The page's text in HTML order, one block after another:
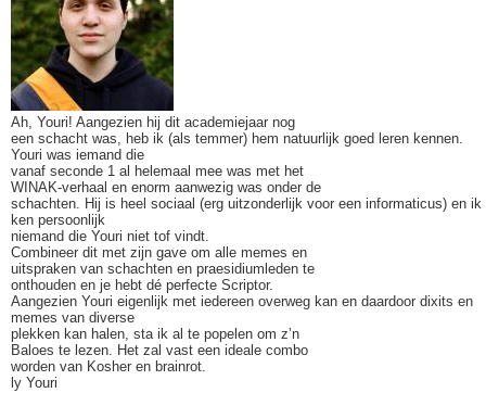
Ah, Youri! Aangezien hij dit academiejaar nog
een schacht was, heb ik (als temmer) hem natuurlijk goed leren kennen.
Youri was iemand die
vanaf seconde 1 al helemaal mee was met het
WINAK-verhaal en enorm aanwezig was onder de
schachten. Hij is heel sociaal (erg uitzonderlijk voor een informaticus) en ik
ken persoonlijk
niemand die Youri niet tof vindt.
Combineer dit met zijn gave om alle memes en
uitspraken van schachten en praesidiumleden te
onthouden en je hebt dé perfecte Scriptor.
Aangezien Youri eigenlijk met iedereen overweg kan en daardoor dixits en
memes van diverse
plekken kan halen, sta ik al te popelen om z’n
Baloes te lezen. Het zal vast een ideale combo
worden van Kosher en brainrot.
ly Youri